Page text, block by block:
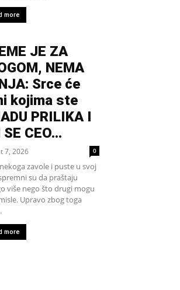
more
JE ZA
NEMA
Srce će
kojima ste
PRILIKA I
CEO...
7, 2026 0
zavole i puste u svoj
su da praštaju
više nego što drugi mogu
Upravo zbog toga
more